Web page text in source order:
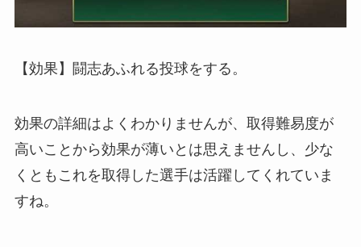
【効果】闘志あふれる投球をする。
効果の詳細はよくわかりませんが、取得難易度が
高いことから効果が薄いとは思えませんし、少な
くともこれを取得した選手は活躍してくれていま
すね。